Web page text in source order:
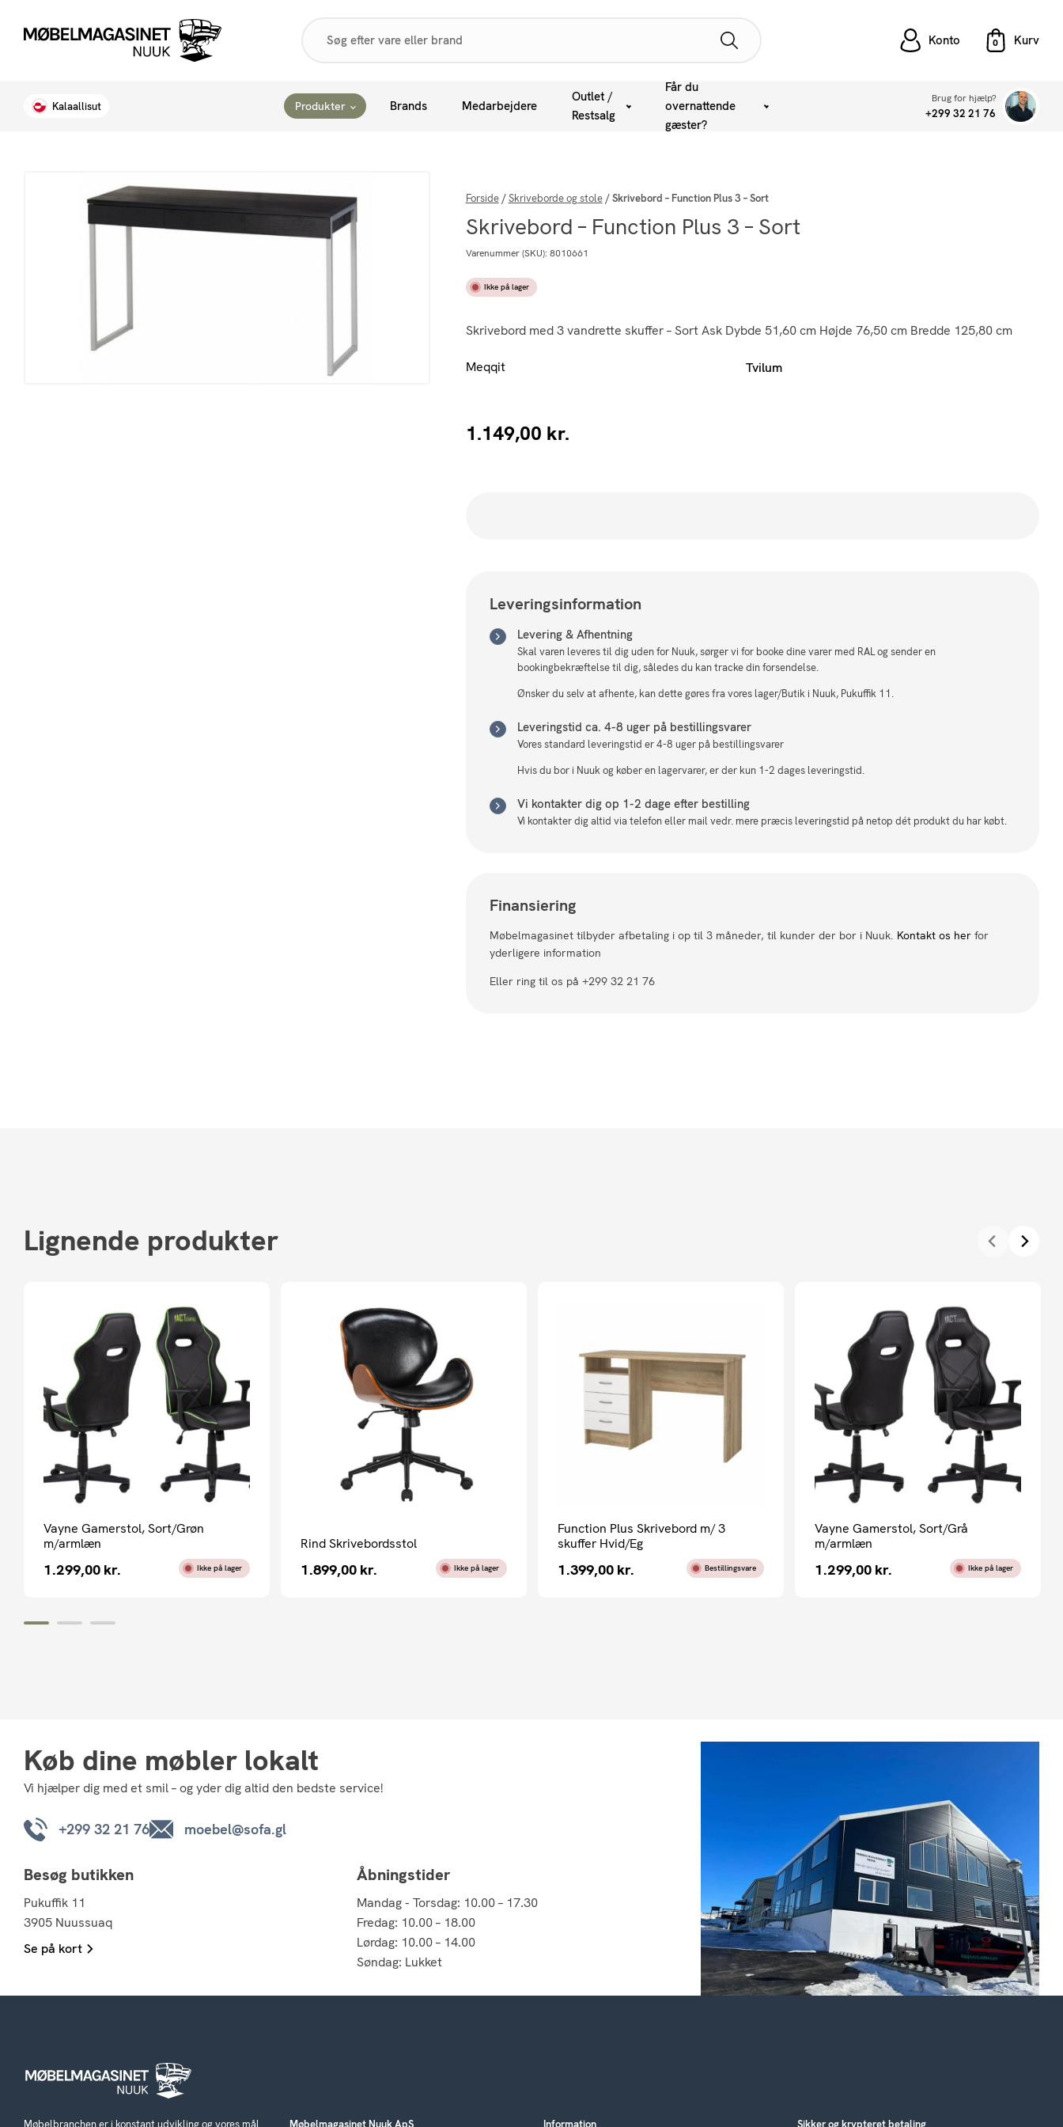
search
Konto
Kalaallisut Produkter Brands Medarbejdere
Outlet /
Restsalg
Får du
overnattende
gæster?
Brug for hjælp?
+299 32 21 76
Forside/Skriveborde og stole/Skrivebord – Function Plus 3 – Sort
Skrivebord – Function Plus 3 – Sort
Varenummer (SKU): 8010661
Ikke på lager
Skrivebord med 3 vandrette skuffer – Sort Ask Dybde 51,60 cm Højde 76,50 cm Bredde 125,80 cm
Meqqit Tvilum
1.149,00 kr.
Leveringsinformation
Levering & Afhentning
Skal varen leveres til dig uden for Nuuk, sørger vi for booke dine varer med RAL og sender en
bookingbekræftelse til dig, således du kan tracke din forsendelse.
Ønsker du selv at afhente, kan dette gøres fra vores lager/Butik i Nuuk, Pukuffik 11.
Leveringstid ca. 4-8 uger på bestillingsvarer
Vores standard leveringstid er 4-8 uger på bestillingsvarer
Hvis du bor i Nuuk og køber en lagervarer, er der kun 1-2 dages leveringstid.
Vi kontakter dig op 1-2 dage efter bestilling
Vi kontakter dig altid via telefon eller mail vedr. mere præcis leveringstid på netop dét produkt du har købt.
Finansiering
Møbelmagasinet tilbyder afbetaling i op til 3 måneder, til kunder der bor i Nuuk. Kontakt os herfor
yderligere information
Eller ring til os på +299 32 21 76
Lignende produkter
Vayne Gamerstol, Sort/Grøn
m/armlæn
1.299,00 kr. Ikke på lager
Rind Skrivebordsstol
1.899,00 kr. Ikke på lager
Function Plus Skrivebord m/ 3
skuffer Hvid/Eg
1.399,00 kr. Bestillingsvare
Vayne Gamerstol, Sort/Grå
m/armlæn
1.299,00 kr. Ikke på lager
Køb dine møbler lokalt
Vi hjælper dig med et smil – og yder dig altid den bedste service!
+299 32 21 76 moebel@sofa.gl
Besøg butikken
Pukuffik 11
3905 Nuussuaq
Se på kort
Åbningstider
Mandag - Torsdag: 10.00 – 17.30
Fredag: 10.00 – 18.00
Lørdag: 10.00 – 14.00
Søndag: Lukket
Møbelbranchen er i konstant udvikling og vores mål Møbelmagasinet Nuuk ApS Information Sikker og krypteret betaling